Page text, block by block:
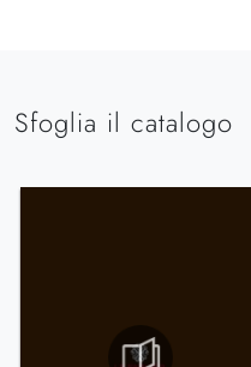
Sfoglia il catalogo